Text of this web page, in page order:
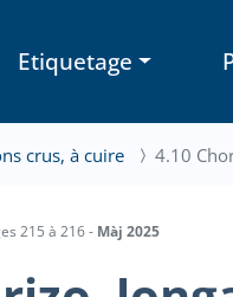
Etiquetage
crus, à cuire 4.10
215 à 216 - Màj 2025